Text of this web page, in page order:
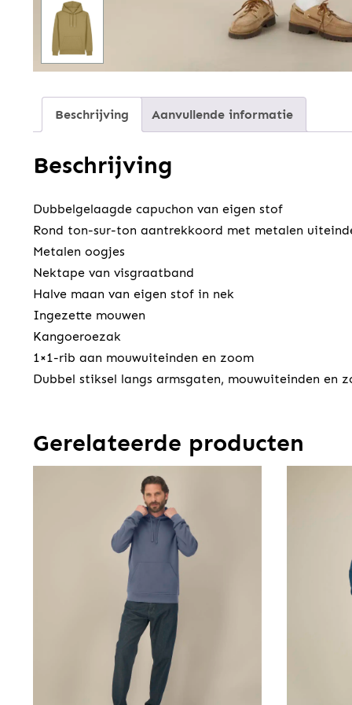
Beschrijving Aanvullende informatie
Beschrijving
Dubbelgelaagde capuchon van eigen stof
Rond ton-sur-ton aantrekkoord met metalen
Metalen oogjes
Nektape van visgraatband
Halve maan van eigen stof in nek
Ingezette mouwen
Kangoeroezak
1×1-rib aan mouwuiteinden en zoom
Dubbel stiksel langs armsgaten, mouwuiteinden en
Gerelateerde producten